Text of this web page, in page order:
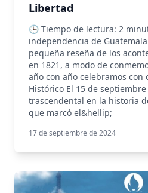
Libertad
🕒 Tiempo de lectura: 2
independencia de
pequeña reseña de los
en 1821, a modo de
año con año celebramos con
Histórico El 15 de
trascendental en la historia
que marcó el&hellip;
17 de septiembre de 2024